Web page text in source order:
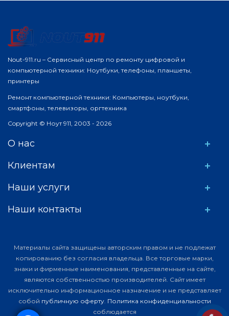
Nout-911.ru – Сервисный центр по ремонту цифровой и
компьютерной техники: Ноутбуки, телефоны, планшеты,
принтеры
Ремонт компьютерной техники: Компьютеры, ноутбуки,
смартфоны, телевизоры, оргтехника
Copyright © Ноут 911, 2003 - 2026
О нас
Клиентам
Наши услуги
Наши контакты
Материалы сайта защищены авторским правом и не подлежат
копированию без согласия владельца. Все торговые марки,
знаки и фирменные наименования, представленные на сайте,
являются собственностью производителей. Сайт имеет
исключительно информационное назначение и не представляет
собой публичную оферту. Политика конфиденциальности
соблюдается